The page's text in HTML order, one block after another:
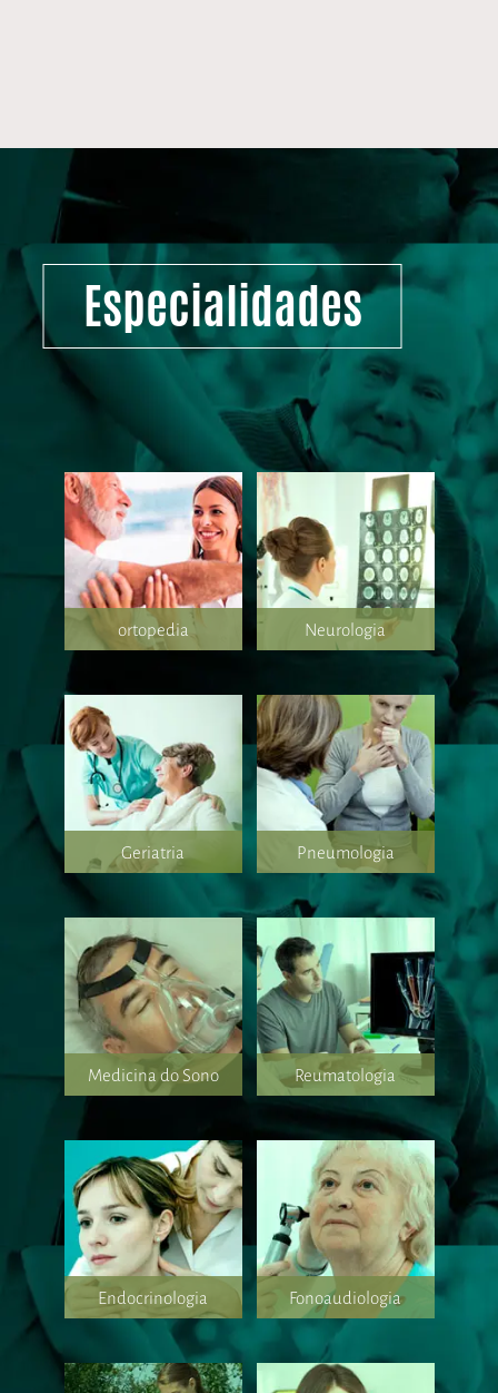
Especialidades
ortopedia Neurologia
Geriatria Pneumologia
Medicina do Sono Reumatologia
Endocrinologia Fonoaudiologia